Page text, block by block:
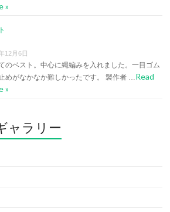
»
12月6日
のベスト。中心に縄編みを入れました。一目ゴム
めがなかなか難しかったです。 製作者 …Read
»
ャラリー